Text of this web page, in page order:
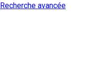
Recherche avancée